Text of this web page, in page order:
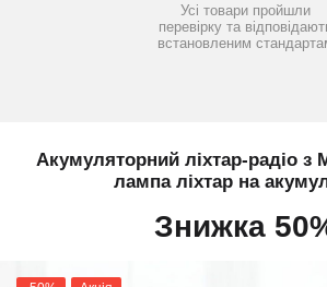
Усі товари пройшли
перевірку та
встановленим
Акумуляторний ліхтар-радіо з
лампа ліхтар на
Знижка